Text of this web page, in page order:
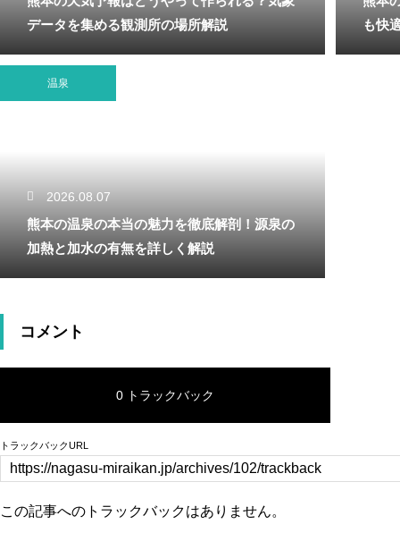
データを集める観測所の場所解説
も快
温泉
2026.08.07
熊本の温泉の本当の魅力を徹底解剖！源泉の
加熱と加水の有無を詳しく解説
コメント
0 トラックバック
トラックバックURL
この記事へのトラックバックはありません。